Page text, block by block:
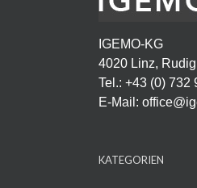
IGEMO-KG
4020 Linz,
Tel.: +43 (0) 732
E-Mail:
KATEGORIEN